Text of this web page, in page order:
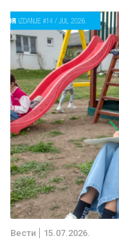
Вести 15.07.2026.